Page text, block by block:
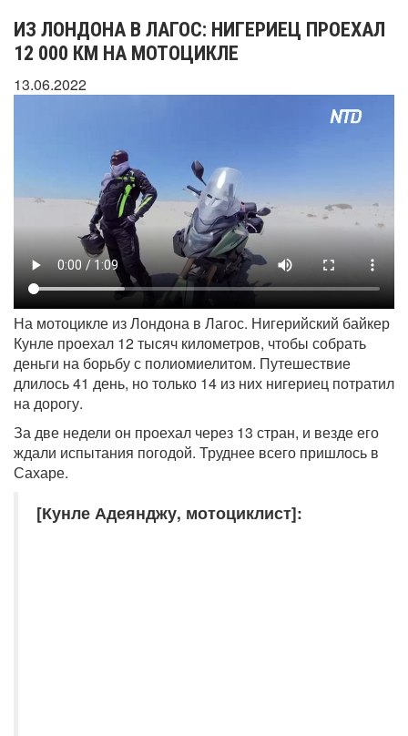
ИЗ ЛОНДОНА В ЛАГОС: НИГЕРИЕЦ ПРОЕХАЛ
12 000 КМ НА МОТОЦИКЛЕ
13.06.2022
На мотоцикле из Лондона в Лагос. Нигерийский байкер
Кунле проехал 12 тысяч километров, чтобы собрать
деньги на борьбу с полиомиелитом. Путешествие
длилось 41 день, но только 14 из них нигериец потратил
на дорогу.
За две недели он проехал через 13 стран, и везде его
ждали испытания погодой. Труднее всего пришлось в
Сахаре.
[Кунле Адеянджу, мотоциклист]: